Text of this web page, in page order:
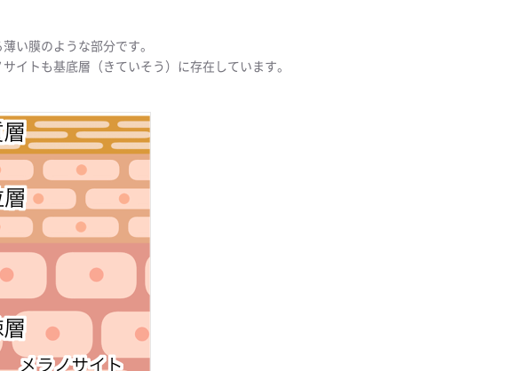
い膜のような部分です。
イトも基底層（きていそう）に存在しています。